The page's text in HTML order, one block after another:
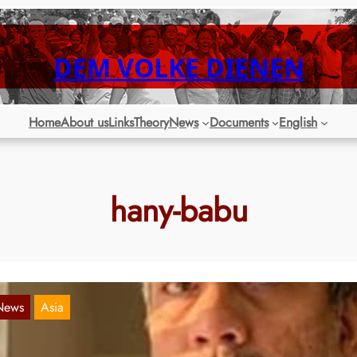
DEM VOLKE DIENEN
HomeAbout usLinksTheoryNews Documents English
hany-babu
Asia
India: new arrests of intellectual claimed to